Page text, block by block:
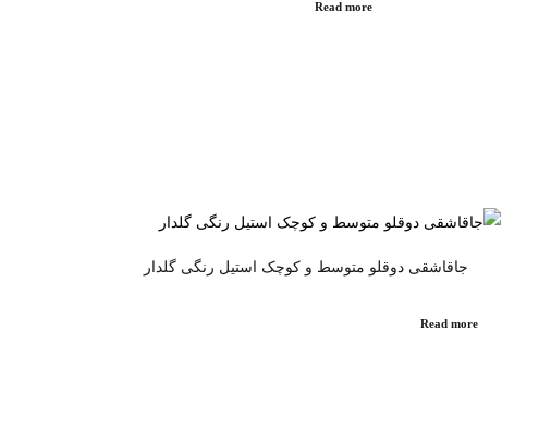
Read more
جاقاشقی دوقلو متوسط و کوچک استیل رنگی گلدار
Read more